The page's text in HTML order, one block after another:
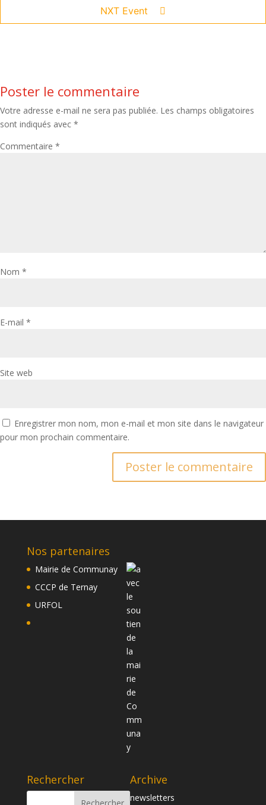
NXT Event
Poster le commentaire
Votre adresse e-mail ne sera pas publiée. Les champs obligatoires
sont indiqués avec *
Commentaire *
Nom *
E-mail *
Site web
Enregistrer mon nom, mon e-mail et mon site dans le navigateur
pour mon prochain commentaire.
Nos partenaires
Mairie de Communay
CCCP de Ternay
URFOL
Rechercher Archive
newsletters